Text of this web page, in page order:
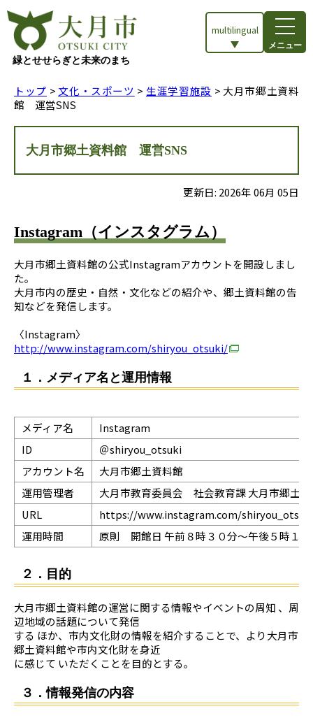
緑とせせらぎと未来のまち
multilingual
メニュー
トップ >文化・スポーツ > 生涯学習施設 > 大月市郷土資料
館 運営SNS
大月市郷土資料館 運営SNS
更新日: 2026年06月 05日
Instagram（インスタグラム）
大月市郷土資料館の公式Instagramアカウントを開設しまし
た。
大月市内の歴史・自然・文化などの紹介や、郷土資料館の告
知などを発信します。
〈Instagram〉
http://www.instagram.com/shiryou_otsuki/
１．メディア名と運用情報
メディア名
Instagram
ID
＠shiryou_otsuki
アカウント名
大月市郷土資料館
運用管理者
大月市教育委員会 社会教育課 大月市郷土
URL
https://www.instagram.com/
運用時間
原則 開館日 午前８時３０分～午後５時１
２．目的
大月市郷土資料館の運営に関する情報やイベントの周知 、周
辺地域の話題について発信
する ほか、市内文化財の情報を紹介することで、より大月市
郷土資料館や市内文化財を身近
に感じて いただくことを目的とする。
３．情報発信の内容